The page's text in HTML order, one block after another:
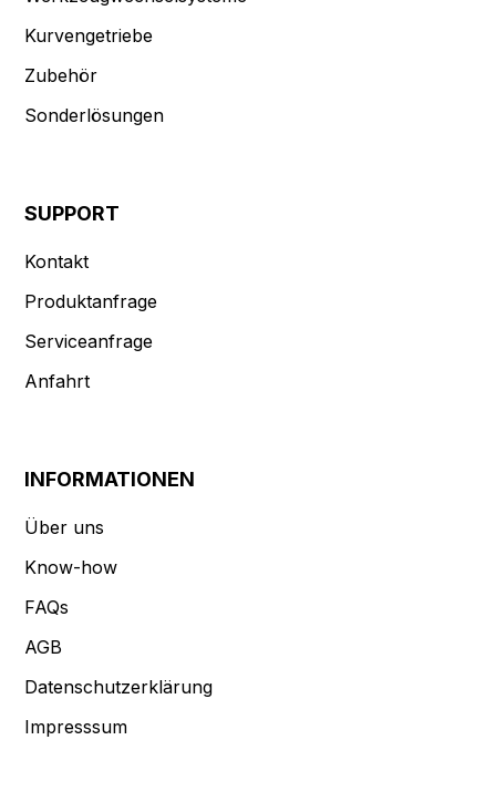
Kurvengetriebe
Zubehör
Sonderlösungen
SUPPORT
Kontakt
Produktanfrage
Serviceanfrage
Anfahrt
INFORMATIONEN
Über uns
Know-how
FAQs
AGB
Datenschutzerklärung
Impresssum